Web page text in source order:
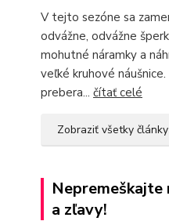
V tejto sezóne sa
odvážne, odvážne
mohutné náramky a
veľké kruhové
prebera... čítať celé
Zobraziť všetky články
Nepremeškajte
a zľavy!